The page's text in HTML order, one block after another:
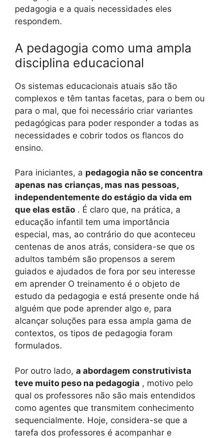
pedagogia e a quais necessidades eles
respondem.
A pedagogia como uma ampla
disciplina educacional
Os sistemas educacionais atuais são tão
complexos e têm tantas facetas, para o bem ou
para o mal, que foi necessário criar variantes
pedagógicas para poder responder a todas as
necessidades e cobrir todos os flancos do
ensino.
Para iniciantes, a pedagogia não se concentra
apenas nas crianças, mas nas pessoas,
independentemente do estágio da vida em
que elas estão . É claro que, na prática, a
educação infantil tem uma importância
especial, mas, ao contrário do que aconteceu
centenas de anos atrás, considera-se que os
adultos também são propensos a serem
guiados e ajudados de fora por seu interesse
em aprender O treinamento é o objeto de
estudo da pedagogia e está presente onde há
alguém que pode aprender algo e, para
alcançar soluções para essa ampla gama de
contextos, os tipos de pedagogia foram
formulados.
Por outro lado, a abordagem construtivista
teve muito peso na pedagogia , motivo pelo
qual os professores não são mais entendidos
como agentes que transmitem conhecimento
sequencialmente. Hoje, considera-se que a
tarefa dos professores é acompanhar e